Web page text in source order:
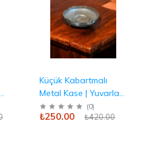
Küçük Kabartmalı
Metal Kase | Yuvarlak
ve Otantik Antika
(0)
₺250.00 ₺420.00